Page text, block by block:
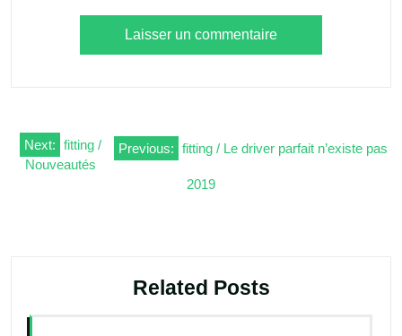
Navigation
de
Previous: fitting / Le driver parfait n’existe pas
Next: fitting /
Nouveautés
2019
Related Posts